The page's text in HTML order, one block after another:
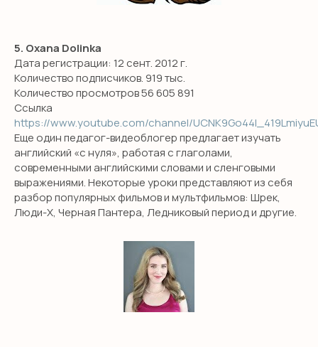
5. Oxana Dolinka
Дата регистрации: 12 сент. 2012 г.
Количество подписчиков. 919 тыс.
Количество просмотров 56 605 891
Ссылка
https://www.youtube.com/channel/
Еще один педагог-видеоблогер предлагает изучать
английский «с нуля», работая с глаголами,
современными английскими словами и сленговыми
выражениями. Некоторые уроки представляют из себя
разбор популярных фильмов и мультфильмов: Шрек,
Люди-Х, Черная Пантера, Ледниковый период и другие.